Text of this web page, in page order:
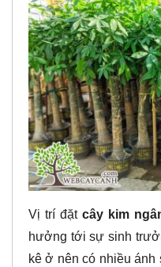
Vị trí đặtcây kim
hưởng tới sự sinh
kê ở nên có nhiều